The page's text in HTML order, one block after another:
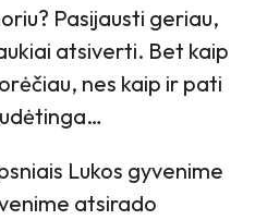
Pasijausti geriau,
atsiverti. Bet kaip
nes kaip ir pati
Lukos gyvenime
atsirado